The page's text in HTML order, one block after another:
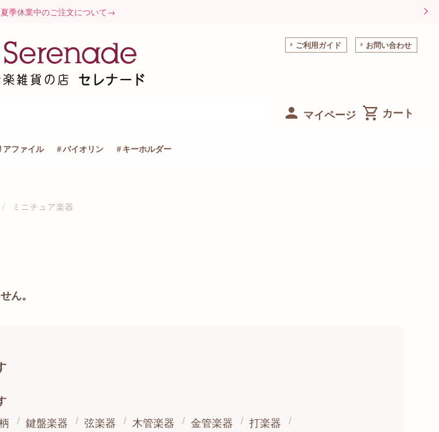
夏季休業中のご注文について→
ご利用ガイド お問い合わせ
マイページ
アファイル バイオリン キーホルダー
ミニチュア楽器
ん。
鍵盤楽器 弦楽器 木管楽器 金管楽器
打楽器